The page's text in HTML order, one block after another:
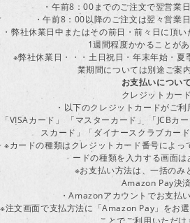
・午前8：00までのご注文で翌営業
・午前8：00以降のご注文は翌々営業
・弊社休業日中またはその前日・前々日に頂
1週間程度かかることがあ
※弊社休業日・・・土日祝日・年末年始・夏
業期間については別途ご案
お支払いについて
クレジットカード
・以下のクレジットカードがご利
「VISAカード」 「マスターカード」 「JCBカ
スカード」「ダイナースクラブカー
※カードの種類はクレジットカード番号によっ
ードの種類を入力する画面は
※お支払い方法は、一括のみ
Amazon Pay決済
・Amazonアカウントでお支払
※注文画面で支払方法に「Amazon Pay」をお
ことでご利用いただけ